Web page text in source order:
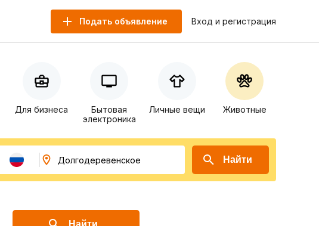
Подать объявление Вход и регистрация
Для бизнеса
Бытовая
электроника
Личные вещи Животные
Найти
Найти